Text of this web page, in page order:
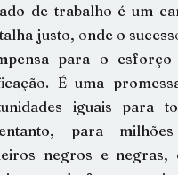
de trabalho é um
justo, onde o sucesso
para o esforço
É uma
iguais para
para milhões
negros e negras,